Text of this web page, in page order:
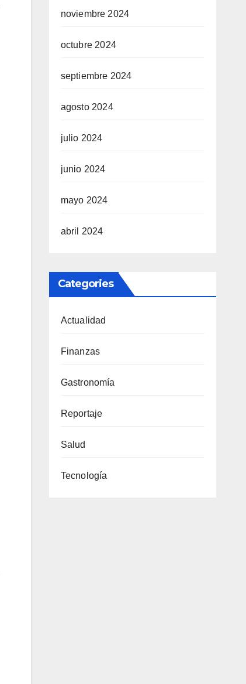
noviembre 2024
octubre 2024
septiembre 2024
agosto 2024
julio 2024
junio 2024
mayo 2024
abril 2024
Categories
Actualidad
Finanzas
Gastronomía
Reportaje
Salud
Tecnología